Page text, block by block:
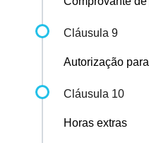
Cláusula 9
Autorização
Cláusula 10
Horas extras